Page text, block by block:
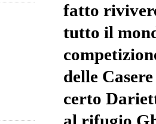
fatto
tutto il
delle
certo